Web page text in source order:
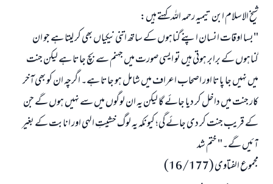
شیخ الاسلام ابن تیمیہ رحمہ اللہ کہتے ہیں:
"بسا اوقات انسان اپنے گناہوں کے ساتھ اتنی نیکیاں بھی کر لیتا ہے جو ان
گناہوں کے برابر ہوتی ہیں تو ایسی صورت میں جہنم سے بچ جاتا ہے لیکن جنت
میں نہیں جا پاتا اور اصحاب اعراف میں شامل ہو جاتا ہے۔ اگرچہ ان کو بھی آخر
کار جنت میں داخل کر دیا جائے گا لیکن یہ ان لوگوں میں سے نہیں ہوں گے جن
کے قریب جنت کر دی جائے گی؛ کیونکہ یہ لوگ خشیتِ الہی اور انابت کے بغیر
آئیں گے۔" ختم شد
مجموع الفتاوى (16/177)